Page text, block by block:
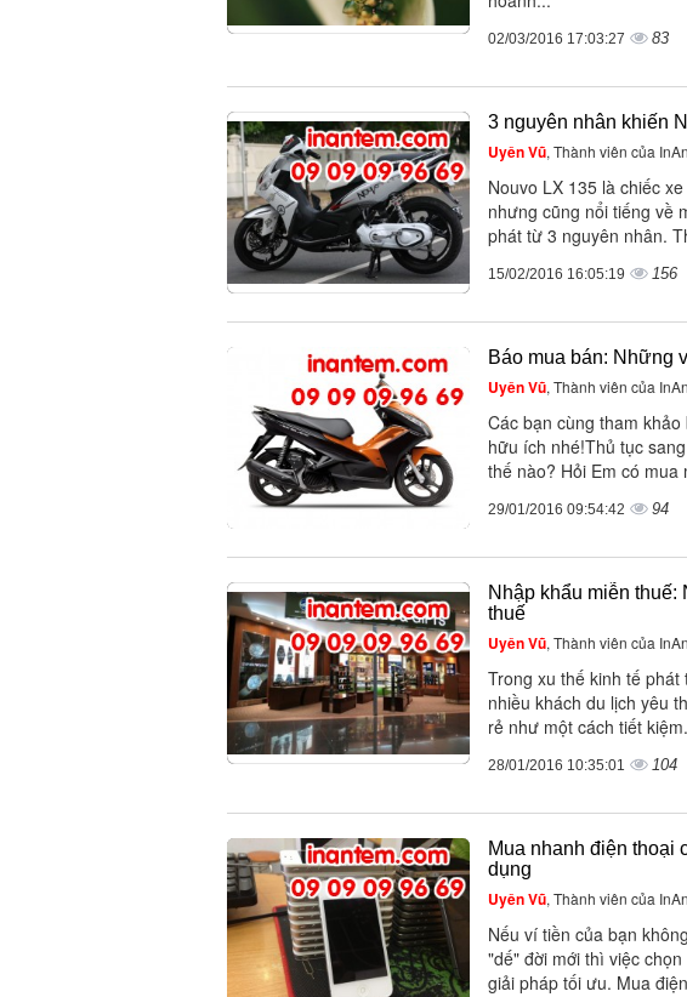
02/03/2016 17:03:27 83
3 nguyên nhân khiến
Uyên Vũ, Thành viên của
Nouvo LX 135 là chiếc
nhưng cũng nổi tiếng về
phát từ 3 nguyên nhân.
15/02/2016 16:05:19 156
Báo mua bán: Những
Uyên Vũ, Thành viên của
Các bạn cùng tham
hữu ích nhé!Thủ tục
thế nào? Hỏi Em có mua
29/01/2016 09:54:42 94
Nhập khẩu miễn
thuế
Uyên Vũ, Thành viên của
Trong xu thế kinh tế
nhiều khách du lịch yêu
rẻ như một cách tiết
28/01/2016 10:35:01 104
Mua nhanh điện thoại
dụng
Uyên Vũ, Thành viên của
Nếu ví tiền của bạn
"dế" đời mới thì việc
giải pháp tối ưu. Mua